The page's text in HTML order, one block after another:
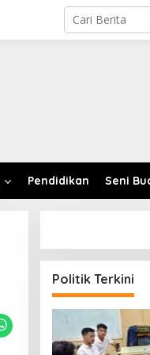
Pendidikan Seni
Politik Terkini